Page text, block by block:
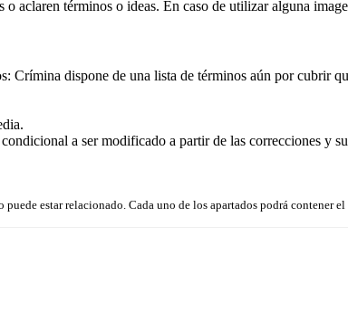
aclaren términos o ideas. En caso de utilizar alguna
Crímina dispone de una lista de términos aún por cubrir
a ser modificado a partir de las correcciones y
estar relacionado. Cada uno de los apartados podrá contener